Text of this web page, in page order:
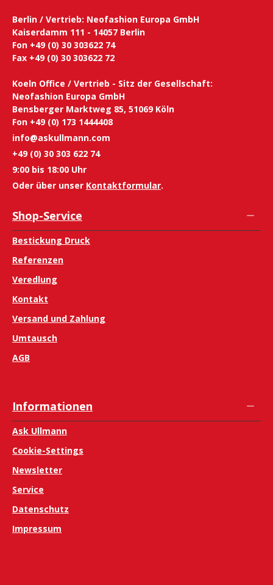
Berlin / Vertrieb: Neofashion Europa GmbH
Kaiserdamm 111 - 14057 Berlin
Fon +49 (0) 30 303622 74
Fax +49 (0) 30 303622 72
Koeln Office / Vertrieb - Sitz der Gesellschaft:
Neofashion Europa GmbH
Bensberger Marktweg 85, 51069 Köln
Fon +49 (0) 173 1444408
info@askullmann.com
+49 (0) 30 303 622 74
9:00 bis 18:00 Uhr
Oder über unser Kontaktformular.
Shop-Service
Bestickung Druck
Referenzen
Veredlung
Kontakt
Versand und Zahlung
Umtausch
AGB
Informationen
Ask Ullmann
Cookie-Settings
Newsletter
Service
Datenschutz
Impressum